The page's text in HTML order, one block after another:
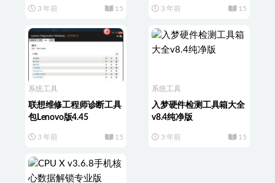
3 年前 15 3 年前 15
系统工具
联想维修工程师诊断工具
包Lenovo版4.45
3 年前 15
系统工具
入梦硬件检测工具箱大全
v8.4纯净版
3 年前 15